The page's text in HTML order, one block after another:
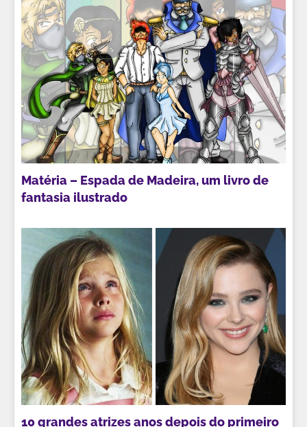
Matéria – Espada de Madeira, um livro de
fantasia ilustrado
10 grandes atrizes anos depois do primeiro